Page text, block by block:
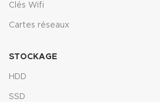
Clés Wifi
Cartes réseaux
STOCKAGE
HDD
SSD